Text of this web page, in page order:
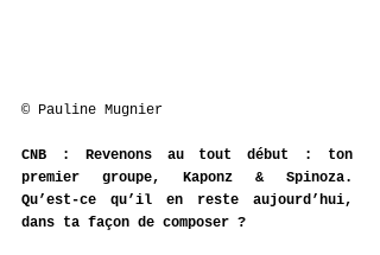
© Pauline Mugnier
CNB : Revenons au tout début : ton
premier groupe, Kaponz & Spinoza.
Qu’est-ce qu’il en reste aujourd’hui,
dans ta façon de composer ?